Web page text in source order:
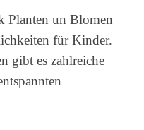
Planten un Blomen
für Kinder.
gibt es zahlreiche